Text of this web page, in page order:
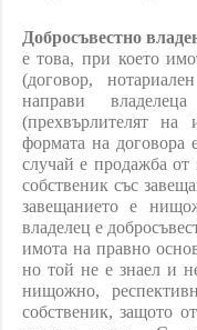
Добросъвестно
е това, при което
(договор,
направи
(прехвърлителят
формата на договора
случай е продажба от
собственик със
завещанието е
владелец е
имота на правно
но той не е знаел и
нищожно,
собственик, защото